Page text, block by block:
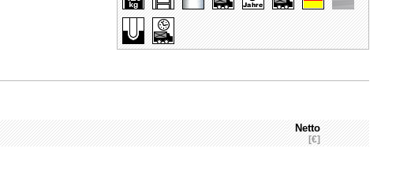
Netto
[€]